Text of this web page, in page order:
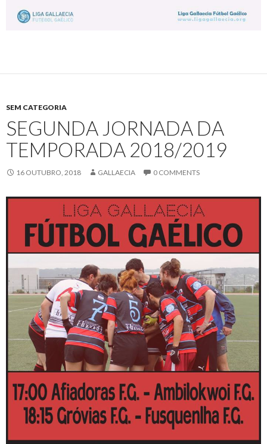
SEM CATEGORIA
SEGUNDA JORNADA DA
TEMPORADA 2018/2019
16 OUTUBRO, 2018 GALLAECIA 0 COMMENTS